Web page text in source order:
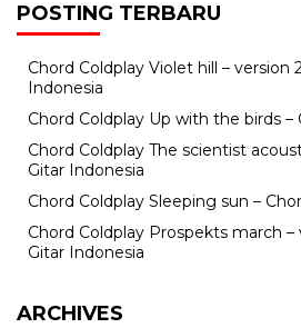
POSTING TERBARU
Chord Coldplay Violet hill – version
Indonesia
Chord Coldplay Up with the birds –
Chord Coldplay The scientist
Gitar Indonesia
Chord Coldplay Sleeping sun –
Chord Coldplay Prospekts march –
Gitar Indonesia
ARCHIVES